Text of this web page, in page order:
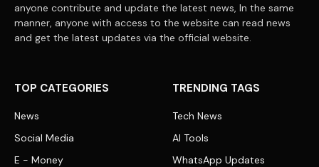
anyone contribute and update the latest news, In the same
manner, anyone with access to the website can read news
and get the latest updates via the official website.
TOP CATEGORIES
News
Social Media
E - Money
TRENDING TAGS
Tech News
AI Tools
WhatsApp Updates